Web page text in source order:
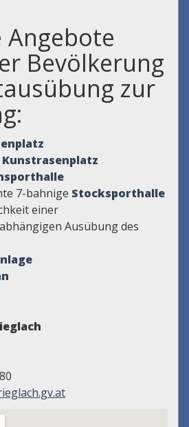
Angebote
Bevölkerung
zur
Kunstrasenplatz
7-bahnige Stocksporthalle
einer
Ausübung des